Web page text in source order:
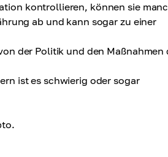
kontrollieren, können sie
ab und kann sogar zu einer
der Politik und den Maßnahmen
ist es schwierig oder sogar